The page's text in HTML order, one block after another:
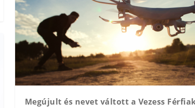
Megújult és nevet váltott a Vezess